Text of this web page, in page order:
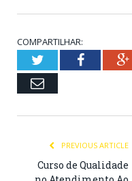
COMPARTILHAR:
TwitterFacebook
Email
PREVIOUS ARTICLE
Curso de Qualidade